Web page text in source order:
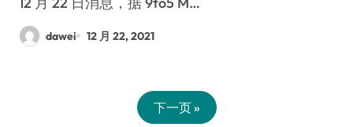
dawei 12 月 22, 2021
下一页 »